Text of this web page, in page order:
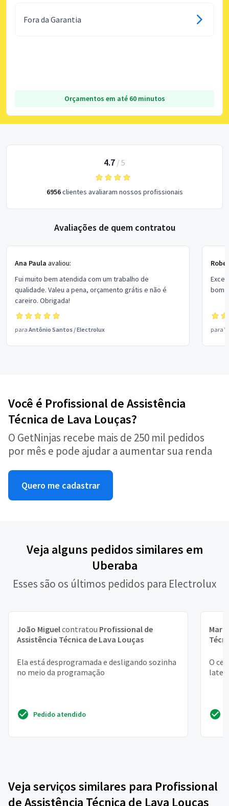
Fora da Garantia
Orçamentos em até 60 minutos
4.7 / 5
6956clientes avaliaram nossos profissionais
Avaliações de quem contratou
Ana Paula avaliou:
Fui muito bem atendida com um trabalho de
qualidade. Valeu a pena, orçamento grátis e não é
careiro. Obrigada!
para Antônio Santos /Electrolux
bom
para
Você é Profissional de Assistência
Técnica de Lava Louças?
O GetNinjas recebe mais de 250 mil pedidos
por mês e pode ajudar a aumentar sua renda
Quero me cadastrar
Veja alguns pedidos similares em
Uberaba
Esses são os últimos pedidos para Electrolux
João Miguelcontratou Profissional de
Assistência Técnica de Lava Louças
Ela está desprogramada e desligando sozinha
no meio da programação
Pedido atendido
O
Veja serviços similares para Profissional
de Assistência Técnica de Lava Louças